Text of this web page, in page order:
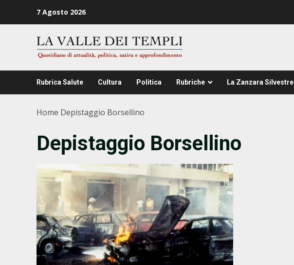
7 Agosto 2026
Rubrica Salute Cultura Politica Rubriche La Zanzara Silvestre
Home Depistaggio Borsellino
Depistaggio Borsellino